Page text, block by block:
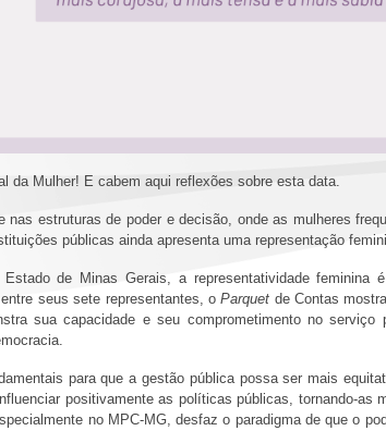
da Mulher! E cabem aqui reflexões sobre esta data.
estruturas de poder e decisão, onde as mulheres
públicas ainda apresenta uma representação
de Minas Gerais, a representatividade
seus sete representantes, oParquet de Contas
sua capacidade e seu comprometimento no
para que a gestão pública possa ser mais
positivamente as políticas públicas, tornando-
no MPC-MG, desfaz o paradigma de que o